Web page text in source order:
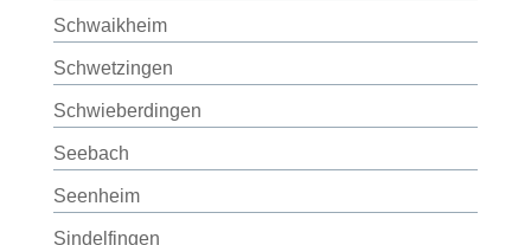
Schwaikheim
Schwetzingen
Schwieberdingen
Seebach
Seenheim
Sindelfingen